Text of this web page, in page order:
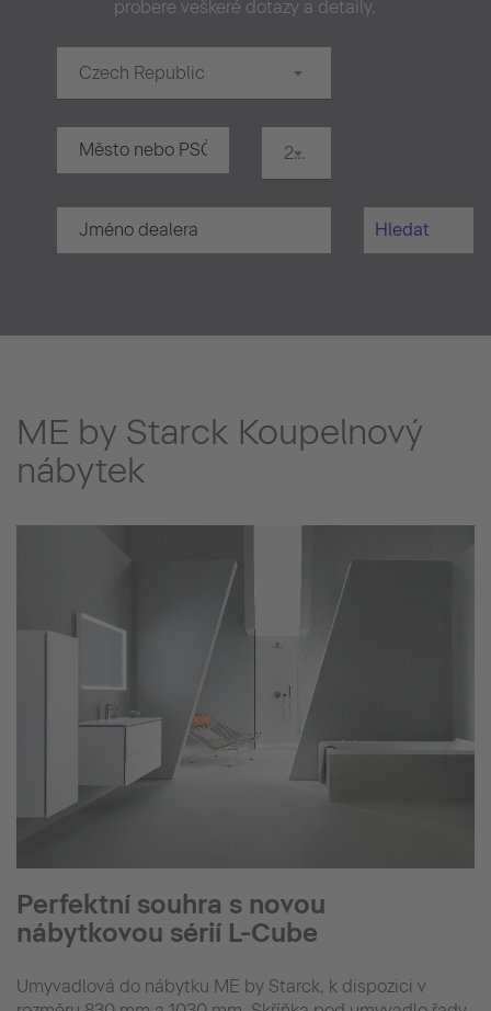
probere veškeré dotazy a detaily.
Czech Republic
20 km
Hledat
ME by Starck Koupelnový
nábytek
Perfektní souhra s novou
nábytkovou sérií L-Cube
Umyvadlová do nábytku ME by Starck, k dispozici v